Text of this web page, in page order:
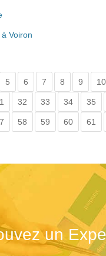
Voiron
5 6 7 8 9 10
32 33 34 35
58 59 60 61
un